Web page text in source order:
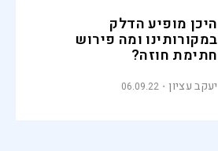
היכן מופיע הדלק
במקורותינו ומה פירוש
חתימת חוזה?
יעקב עציון 06.09.22